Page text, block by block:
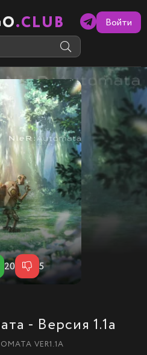
.CLUB Войти
- Версия 1.1а
VER1.1A
20 5